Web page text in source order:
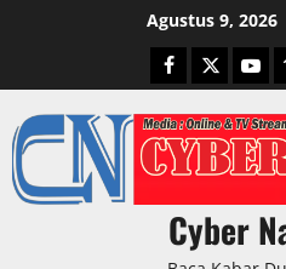
Agustus 9, 2026
Facebook
Twitter
Cyber